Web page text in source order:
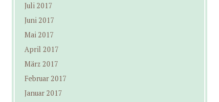
Juli 2017
Juni 2017
Mai 2017
April 2017
März 2017
Februar 2017
Januar 2017